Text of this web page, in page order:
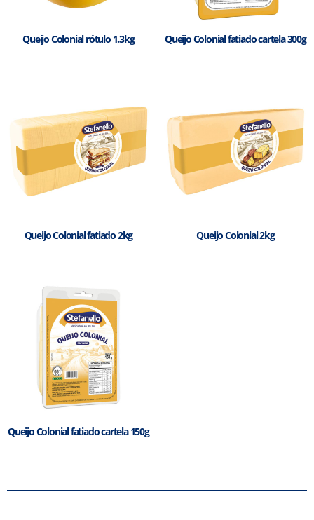
Queijo Colonial rótulo 1.3kg Queijo Colonial fatiado cartela 300g
Queijo Colonial fatiado 2kg Queijo Colonial 2kg
Queijo Colonial fatiado cartela 150g